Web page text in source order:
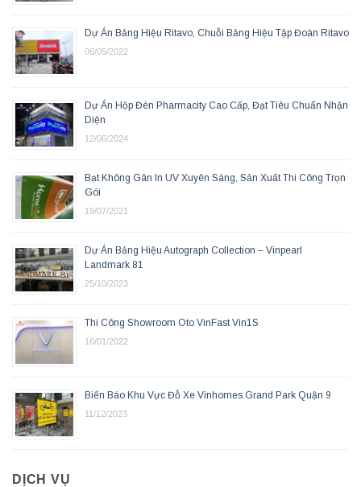
Dự Án Bảng Hiệu Ritavo, Chuỗi Bảng Hiệu Tập Đoàn Ritavo
06/05/2022
Dự Án Hộp Đèn Pharmacity Cao Cấp, Đạt Tiêu Chuẩn Nhận
Diện
12/06/2024
Bạt Không Gân In UV Xuyên Sáng, Sản Xuất Thi Công Trọn
Gói
19/07/2021
Dự Án Bảng Hiệu Autograph Collection – Vinpearl
Landmark 81
25/10/2023
Thi Công Showroom Oto VinFast Vin1S
16/01/2022
Biển Báo Khu Vực Đỗ Xe Vinhomes Grand Park Quận 9
11/12/2023
DỊCH VỤ